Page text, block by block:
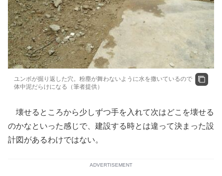
ユンボが掘り返した穴。粉塵が舞わないように水を撒いているので
体中泥だらけになる（筆者提供）
壊せるところから少しずつ手を入れて次はどこを壊せる
のかなといった感じで、建設する時とは違って決まった設
計図があるわけではない。
ADVERTISEMENT